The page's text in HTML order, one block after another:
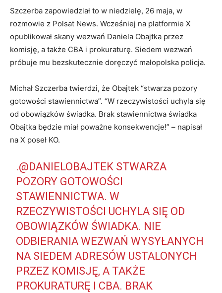
Szczerba zapowiedział to w niedzielę, 26 maja, w
rozmowie z Polsat News. Wcześniej na platformie X
opublikował skany wezwań Daniela Obajtka przez
komisję, a także CBA i prokuraturę. Siedem wezwań
próbuje mu bezskutecznie doręczyć małopolska policja.
Michał Szczerba twierdzi, że Obajtek “stwarza pozory
gotowości stawiennictwa”. “W rzeczywistości uchyla się
od obowiązków świadka. Brak stawiennictwa świadka
Obajtka będzie miał poważne konsekwencje!” – napisał
na X poseł KO.
.@DANIELOBAJTEK STWARZA
POZORY GOTOWOŚCI
STAWIENNICTWA. W
RZECZYWISTOŚCI UCHYLA SIĘ OD
OBOWIĄZKÓW ŚWIADKA. NIE
ODBIERANIA WEZWAŃ WYSYŁANYCH
NA SIEDEM ADRESÓW USTALONYCH
PRZEZ KOMISJĘ, A TAKŻE
PROKURATURĘ I CBA. BRAK